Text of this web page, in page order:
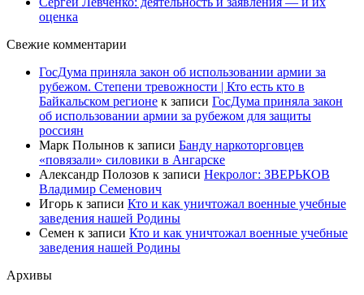
оценка
Свежие комментарии
ГосДума приняла закон об использовании армии за
рубежом. Степени тревожности | Кто есть кто в
Байкальском регионе к записи ГосДума приняла закон
об использовании армии за рубежом для защиты
россиян
Марк Полынов к записи Банду наркоторговцев
«повязали» силовики в Ангарске
Александр Полозов к записи Некролог: ЗВЕРЬКОВ
Владимир Семенович
Игорь к записи Кто и как уничтожал военные учебные
заведения нашей Родины
Семен к записи Кто и как уничтожал военные учебные
заведения нашей Родины
Архивы